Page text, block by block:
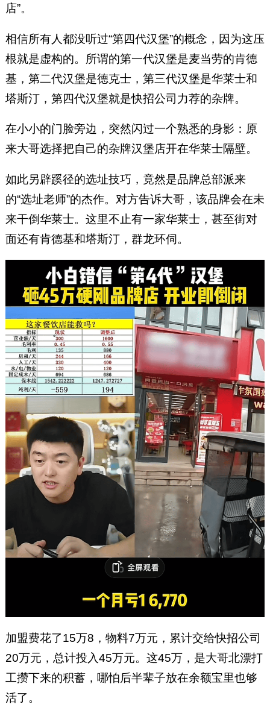
店”。
相信所有人都没听过“第四代汉堡”的概念，因为这压
根就是虚构的。所谓的第一代汉堡是麦当劳的肯德
基，第二代汉堡是德克士，第三代汉堡是华莱士和
塔斯汀，第四代汉堡就是快招公司力荐的杂牌。
在小小的门脸旁边，突然闪过一个熟悉的身影：原
来大哥选择把自己的杂牌汉堡店开在华莱士隔壁。
如此另辟蹊径的选址技巧，竟然是品牌总部派来
的“选址老师”的杰作。对方告诉大哥，该品牌会在未
来干倒华莱士。这里不止有一家华莱士，甚至街对
面还有肯德基和塔斯汀，群龙环伺。
加盟费花了15万8，物料7万元，累计交给快招公司
20万元，总计投入45万元。这45万，是大哥北漂打
工攒下来的积蓄，哪怕后半辈子放在余额宝里也够
活了。